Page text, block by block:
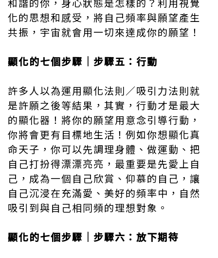
化的思想和感受，將自己頻率與願望產生
共振，宇宙就會用一切來達成你的願望！
顯化的七個步驟｜步驟五：行動
許多人以為運用顯化法則／吸引力法則就
是許願之後等結果，其實，行動才是最大
的顯化器！將你的願望用意念引導行動，
你將會更有目標地生活！例如你想顯化真
命天子，你可以先調理身體、做運動、把
自己打扮得漂漂亮亮，最重要是先愛上自
己，成為一個自己欣賞、仰慕的自己，讓
自己沉浸在充滿愛、美好的頻率中，自然
吸引到與自己相同頻的理想對象。
顯化的七個步驟｜步驟六：放下期待